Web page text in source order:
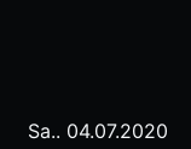
Sa.. 04.07.2020